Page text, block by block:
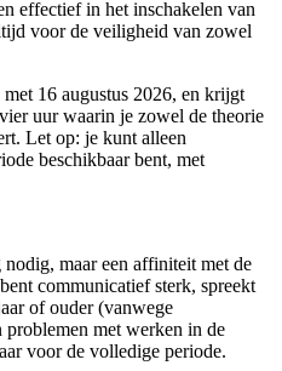
effectief in het inschakelen van
voor de veiligheid van zowel
16 augustus 2026, en krijgt
uur waarin je zowel de theorie
Let op: je kunt alleen
beschikbaar bent, met
maar een affiniteit met de
communicatief sterk, spreekt
of ouder (vanwege
problemen met werken in de
voor de volledige periode.